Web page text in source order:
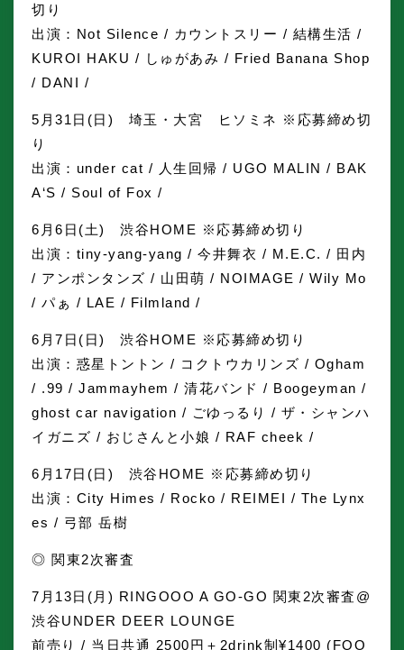
切り
出演：Not Silence / カウントスリー / 結構生活 /
KUROI HAKU / しゅがあみ / Fried Banana Shop
/ DANI /
5月31日(日) 埼玉・大宮 ヒソミネ ※応募締め切
り
出演：under cat / 人生回帰 / UGO MALIN / BAK
A‘S / Soul of Fox /
6月6日(土) 渋谷HOME ※応募締め切り
出演：tiny-yang-yang / 今井舞衣 / M.E.C. / 田内
/ アンポンタンズ / 山田萌 / NOIMAGE / Wily Mo
/ パぁ / LAE / Filmland /
6月7日(日) 渋谷HOME ※応募締め切り
出演：惑星トントン / コクトウカリンズ / Ogham
/ .99 / Jammayhem / 清花バンド / Boogeyman /
ghost car navigation / ごゆっるり / ザ・シャンハ
イガニズ / おじさんと小娘 / RAF cheek /
6月17日(日) 渋谷HOME ※応募締め切り
出演：City Himes / Rocko / REIMEI / The Lynx
es / 弓部 岳樹
◎ 関東2次審査
7月13日(月) RINGOOO A GO-GO 関東2次審査@
渋谷UNDER DEER LOUNGE
前売り / 当日共通 2500円＋2drink制¥1400 (FOO